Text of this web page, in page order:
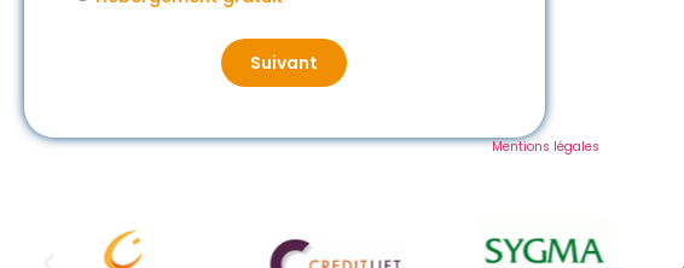
Suivant
Mentions légales